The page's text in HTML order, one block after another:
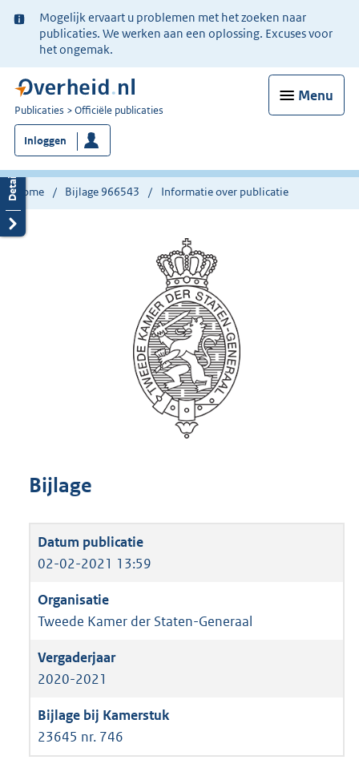
Ter
informatie:
Mogelijk ervaart u problemen met het zoeken naar
publicaties. We werken aan een oplossing. Excuses voor
het ongemak.
Menu
U
bent
nu
hier:
Publicaties Officiële publicaties
Inloggen
Home Bijlage 966543 Informatie over publicatie
Bijlage
02-02-2021 13:59
Tweede Kamer der Staten-Generaal
2020-2021
23645 nr. 746